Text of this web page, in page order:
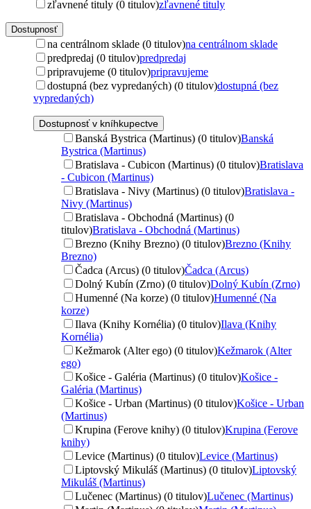
zľavnené tituly (0 titulov)zľavnené tituly
Dostupnosť
na centrálnom sklade (0 titulov)na centrálnom sklade
predpredaj (0 titulov)predpredaj
pripravujeme (0 titulov)pripravujeme
dostupná (bez vypredaných) (0 titulov)dostupná (bez
vypredaných)
Dostupnosť v kníhkupectve
Banská Bystrica (Martinus) (0 titulov)Banská
Bystrica (Martinus)
Bratislava - Cubicon (Martinus) (0 titulov)Bratislava
- Cubicon (Martinus)
Bratislava - Nivy (Martinus) (0 titulov)Bratislava -
Nivy (Martinus)
Bratislava - Obchodná (Martinus) (0
titulov)Bratislava - Obchodná (Martinus)
Brezno (Knihy Brezno) (0 titulov)Brezno (Knihy
Brezno)
Čadca (Arcus) (0 titulov)Čadca (Arcus)
Dolný Kubín (Zrno) (0 titulov)Dolný Kubín (Zrno)
Humenné (Na korze) (0 titulov)Humenné (Na
korze)
Ilava (Knihy Kornélia) (0 titulov)Ilava (Knihy
Kornélia)
Kežmarok (Alter ego) (0 titulov)Kežmarok (Alter
ego)
Košice - Galéria (Martinus) (0 titulov)Košice -
Galéria (Martinus)
Košice - Urban (Martinus) (0 titulov)Košice - Urban
(Martinus)
Krupina (Ferove knihy) (0 titulov)Krupina (Ferove
knihy)
Levice (Martinus) (0 titulov)Levice (Martinus)
Liptovský Mikuláš (Martinus) (0 titulov)Liptovský
Mikuláš (Martinus)
Lučenec (Martinus) (0 titulov)Lučenec (Martinus)